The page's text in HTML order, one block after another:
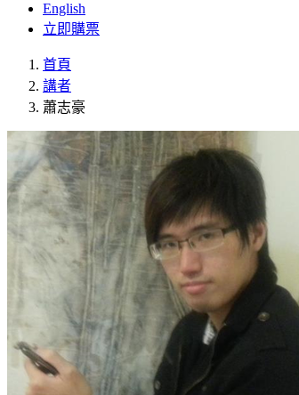
English
立即購票
首頁
講者
蕭志豪